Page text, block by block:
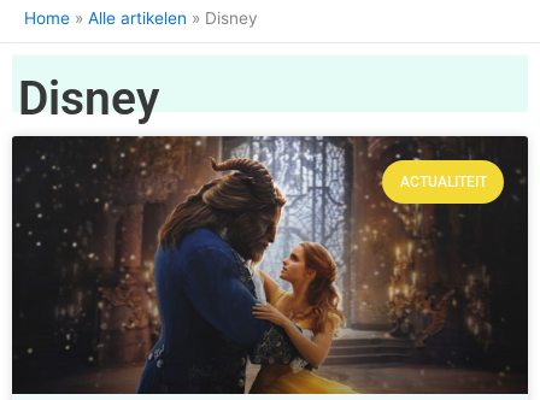
Home Alle artikelen Disney
Disney
ACTUALITEIT